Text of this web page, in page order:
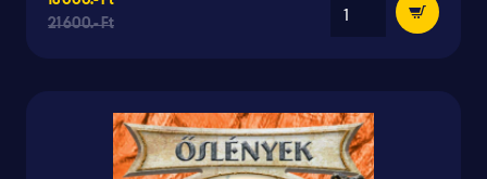
21 600.- Ft